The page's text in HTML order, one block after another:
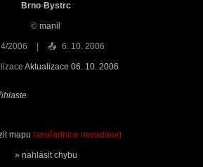
Brno-Bystrc
© manil
4/2006 📤 6. 10. 2006
Aktualizace 06. 10. 2006
mapu (souřadnice nezadány)
nahlásit chybu